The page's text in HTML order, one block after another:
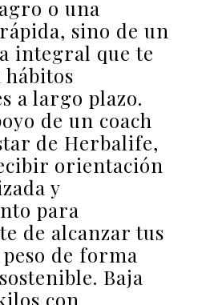
o una
sino de un
integral que te
hábitos
a largo plazo.
de un coach
de Herbalife,
orientación
y
para
de alcanzar tus
de forma
Baja
con